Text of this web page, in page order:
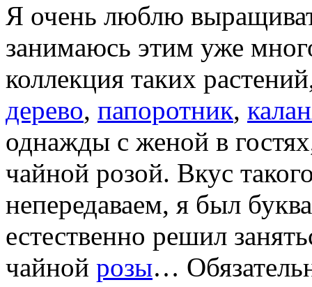
Я очень люблю
занимаюсь этим уже
коллекция таких
дерево, папоротник,
однажды с женой в
чайной розой. Вкус
непередаваем, я был
естественно решил
чайной розы…